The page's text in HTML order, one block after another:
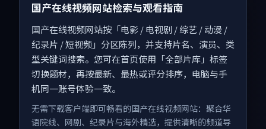
国产在线视频网站检索与观看指南
国产在线视频网站按「电影 / 电视剧 / 综艺 / 动漫 /
纪录片 / 短视频」分区陈列，并支持片名、演员、类
型关键词搜索。您可在首页使用「全部片库」标签
切换题材，再按最新、最热或评分排序，电脑与手
机同一账号体验一致。
无需下载客户端即可畅看的国产在线视频网站：聚合华
语院线、网剧、纪录片与海外精选，提供清晰的频道导